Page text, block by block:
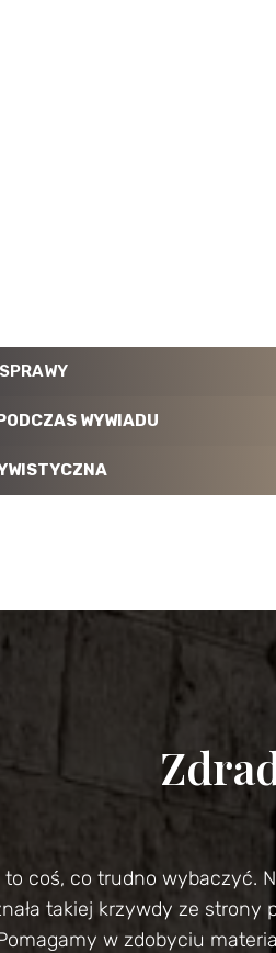
WYWIADU
to coś, co trudno
takiej krzywdy ze
w zdobyciu